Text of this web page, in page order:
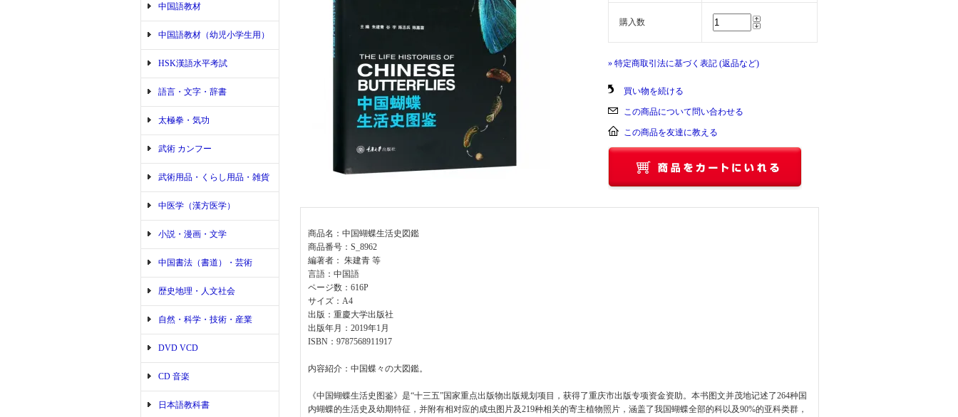
中国語教材
中国語教材（幼児小学生用）
HSK漢語水平考試
語言・文字・辞書
太極拳・気功
武術 カンフー
武術用品・くらし用品・雑貨
中医学（漢方医学）
小説・漫画・文学
中国書法（書道）・芸術
歴史地理・人文社会
自然・科学・技術・産業
DVD VCD
CD 音楽
日本語教科書
購入数
» 特定商取引法に基づく表記 (返品など)
買い物を続ける
この商品について問い合わせる
この商品を友達に教える
商品名：中国蝴蝶生活史図鑑
商品番号：S_8962
編著者： 朱建青 等
言語：中国語
ページ数：616P
サイズ：A4
出版：重慶大学出版社
出版年月：2019年1月
ISBN：9787568911917
内容紹介：中国蝶々の大図鑑。
《中国蝴蝶生活史图鉴》是“十三五”国家重点出版物出版规划项目，获得了重庆市出版专项资金资助。本书图文并茂地记述了264种国
内蝴蝶的生活史及幼期特征，并附有相对应的成虫图片及219种相关的寄主植物照片，涵盖了我国蝴蝶全部的科以及90%的亚科类群，